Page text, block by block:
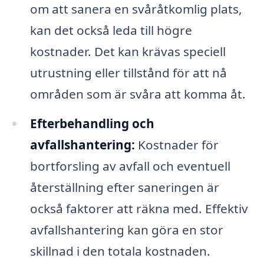
om att sanera en svåråtkomlig plats,
kan det också leda till högre
kostnader. Det kan krävas speciell
utrustning eller tillstånd för att nå
områden som är svåra att komma åt.
Efterbehandling och
avfallshantering: Kostnader för
bortforsling av avfall och eventuell
återställning efter saneringen är
också faktorer att räkna med. Effektiv
avfallshantering kan göra en stor
skillnad i den totala kostnaden.